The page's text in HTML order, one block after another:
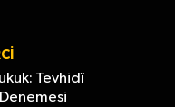
Tevhidî